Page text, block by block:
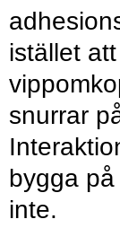
istället
snurrar
bygga
inte.